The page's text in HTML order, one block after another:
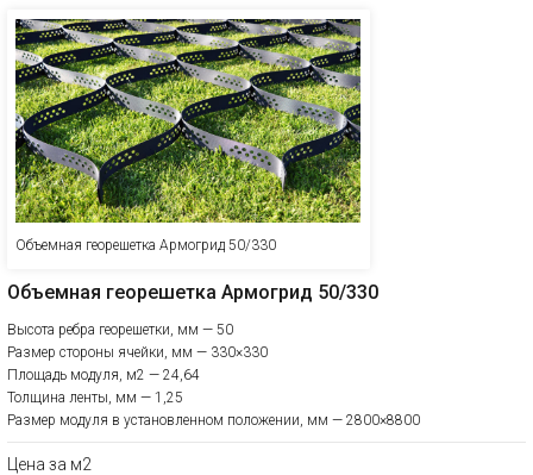
Объемная георешетка Армогрид 50/330
Объемная георешетка Армогрид 50/330
Высота ребра георешетки, мм — 50
Размер стороны ячейки, мм — 330×330
Площадь модуля, м2 — 24,64
Толщина ленты, мм — 1,25
Размер модуля в установленном положении, мм — 2800×8800
Цена за м2